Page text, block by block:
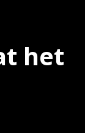
het